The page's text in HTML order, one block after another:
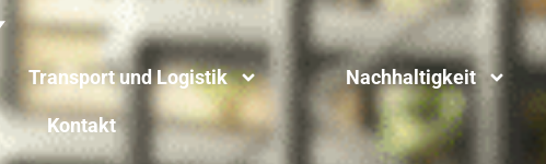
Transport und Logistik Nachhaltigkeit
Kontakt